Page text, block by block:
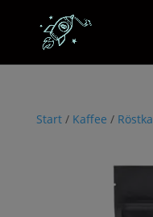
Start/ Kaffee /